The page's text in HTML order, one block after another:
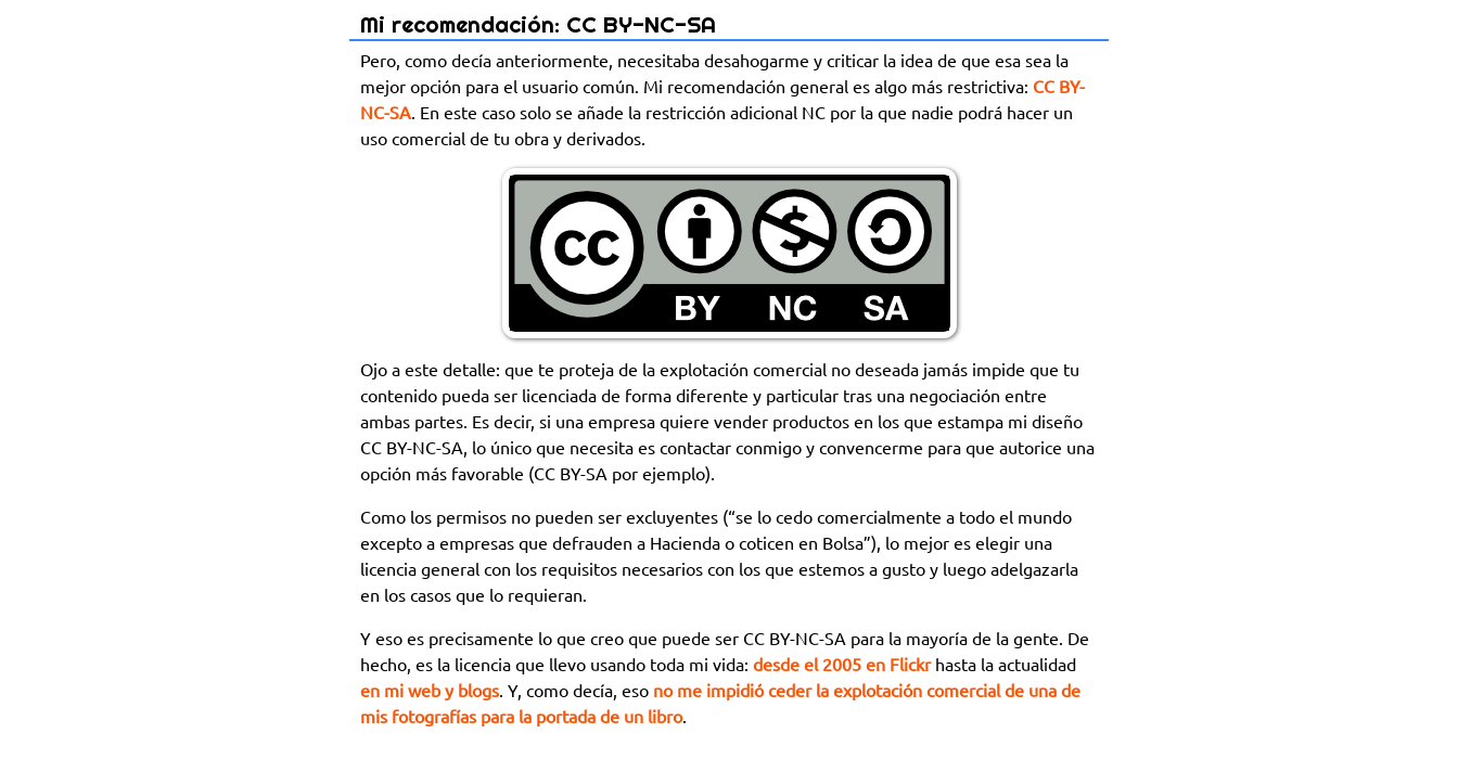
Mi recomendación: CC BY-NC-SA
Pero, como decía anteriormente, necesitaba desahogarme y criticar la idea de que esa sea la
mejor opción para el usuario común. Mi recomendación general es algo más restrictiva: CC BY-
NC-SA. En este caso solo se añade la restricción adicional NC por la que nadie podrá hacer un
uso comercial de tu obra y derivados.
Ojo a este detalle: que te proteja de la explotación comercial no deseada jamás impide que tu
contenido pueda ser licenciada de forma diferente y particular tras una negociación entre
ambas partes. Es decir, si una empresa quiere vender productos en los que estampa mi diseño
CC BY-NC-SA, lo único que necesita es contactar conmigo y convencerme para que autorice una
opción más favorable (CC BY-SA por ejemplo).
Como los permisos no pueden ser excluyentes (“se lo cedo comercialmente a todo el mundo
excepto a empresas que defrauden a Hacienda o coticen en Bolsa”), lo mejor es elegir una
licencia general con los requisitos necesarios con los que estemos a gusto y luego adelgazarla
en los casos que lo requieran.
Y eso es precisamente lo que creo que puede ser CC BY-NC-SA para la mayoría de la gente. De
hecho, es la licencia que llevo usando toda mi vida: desde el 2005 en Flickrhasta la actualidad
en mi web y blogs. Y, como decía, eso no me impidió ceder la explotación comercial de una de
mis fotografías para la portada de un libro.